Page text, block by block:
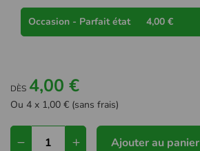
Occasion - Parfait état 4,00 €
DÈS 4,00 €
Ou 4 x 1,00 € (sans frais)
Ajouter au panier